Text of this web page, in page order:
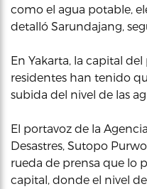
como el agua potable,
detalló Sarundajang,
En Yakarta, la capital
residentes han tenido
subida del nivel de las
El portavoz de la
Desastres, Sutopo
rueda de prensa que lo
capital, donde el nivel